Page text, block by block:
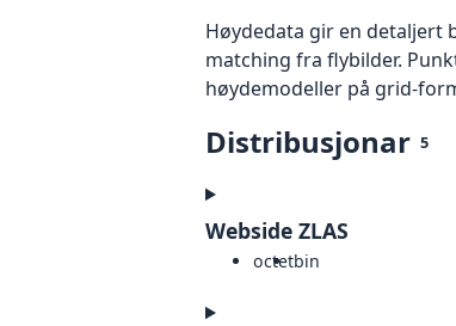
Høydedata gir en detaljert
matching fra flybilder.
høydemodeller på grid-
Distribusjonar 5
Webside ZLAS
octetbin